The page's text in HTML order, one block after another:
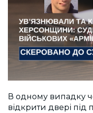
В одному випадку
відкрити двері під